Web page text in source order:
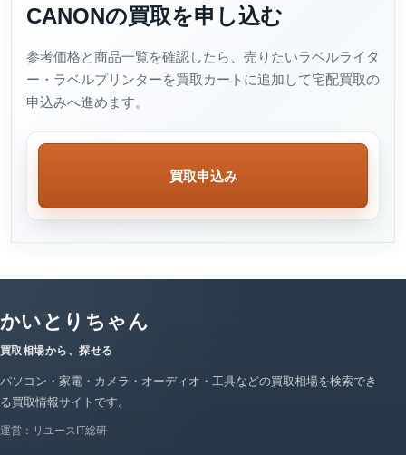
CANONの買取を申し込む
参考価格と商品一覧を確認したら、売りたいラベルライタ
ー・ラベルプリンターを買取カートに追加して宅配買取の
申込みへ進めます。
買取申込み
かいとりちゃん
買取相場から、探せる
パソコン・家電・カメラ・オーディオ・工具などの買取相場を検索でき
る買取情報サイトです。
運営：リユースIT総研